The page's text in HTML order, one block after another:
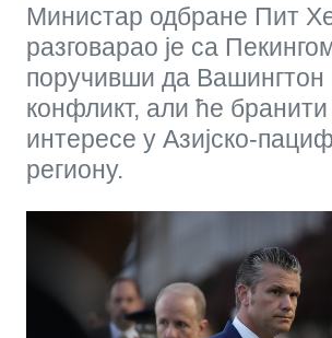
Министар одбране Пит
разговарао је са
поручивши да Вашингтон
конфликт, али ће бранити
интересе у Азијско-
региону.